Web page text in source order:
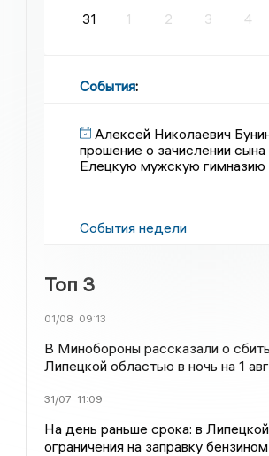
31
1 2 3 4
События:
Алексей Николаевич
прошение о зачислении сына
Елецкую мужскую гимназию
События недели
Топ 3
01/08 09:13
В Минобороны рассказали о
Липецкой областью в ночь на 1
31/07 11:09
На день раньше срока: в
ограничения на заправку бензином